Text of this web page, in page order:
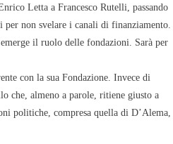
Letta a Francesco Rutelli, passando
non svelare i canali di finanziamento.
il ruolo delle fondazioni. Sarà per
con la sua Fondazione. Invece di
che, almeno a parole, ritiene giusto a
politiche, compresa quella di D’Alema,